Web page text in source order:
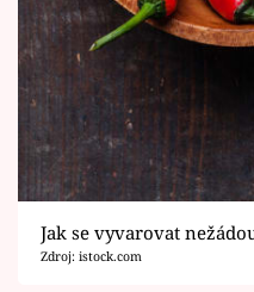
Jak se vyvarovat
Zdroj: istock.com